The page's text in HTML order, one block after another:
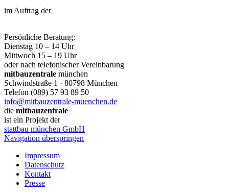
im Auftrag der
Persönliche Beratung:
Dienstag 10 – 14 Uhr
Mittwoch 15 – 19 Uhr
oder nach telefonischer Vereinbarung
mitbauzentrale münchen
Schwindstraße 1 · 80798 München
Telefon (089) 57 93 89 50
info@mitbauzentrale-muenchen.de
die mitbauzentrale
ist ein Projekt der
stattbau münchen GmbH
Navigation überspringen
Impressum
Datenschutz
Kontakt
Presse